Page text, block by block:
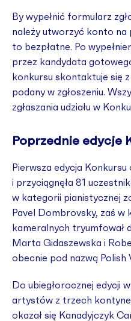
By wypełnić formularz
należy utworzyć konto
to bezpłatne. Po
przez kandydata
konkursu skontaktuje się
podany w zgłoszeniu.
zgłaszania udziału w
Poprzednie edycje
Pierwsza edycja Konkursu
i przyciągnęła 81
w kategorii pianistycznej
Pavel Dombrovsky, zaś w
kameralnych tryumfował
Marta Gidaszewska i
obecnie pod nazwą Polish
Do ubiegłorocznej edycji
artystów z trzech
okazał się Kanadyjczyk